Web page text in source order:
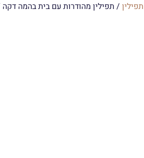
תפילין / תפילין מהודרות עם בית בהמה דקה